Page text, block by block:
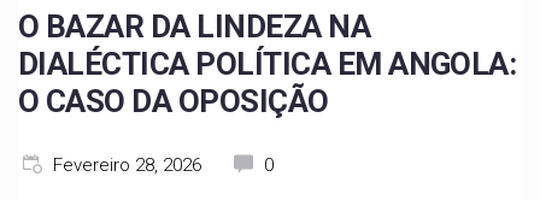
O BAZAR DA LINDEZA NA
DIALÉCTICA POLÍTICA EM ANGOLA:
O CASO DA OPOSIÇÃO
Fevereiro 28, 2026 0